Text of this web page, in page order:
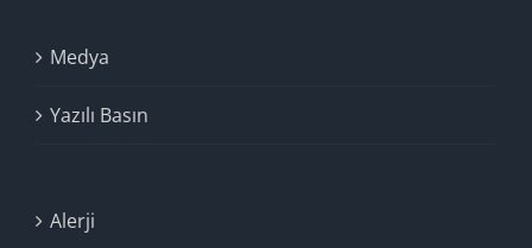
Medya
Yazılı Basın
Alerji